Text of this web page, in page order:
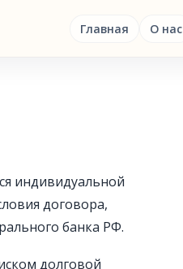
Главная О нас
индивидуальной
договора,
банка РФ.
долговой